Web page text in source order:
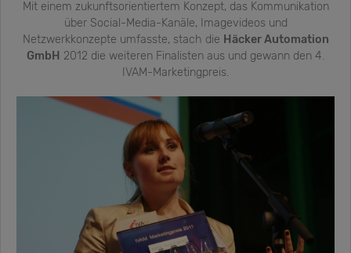
Mit einem zukunftsorientiertem Konzept, das Kommunikation
über Social-Media-Kanäle, Imagevideos und
Netzwerkkonzepte umfasste, stach die Häcker Automation
GmbH 2012 die weiteren Finalisten aus und gewann den 4.
IVAM-Marketingpreis.